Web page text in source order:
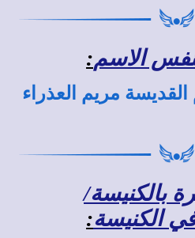
الاسم:
مريم العذراء
بالكنيسة/
الكنيسة: